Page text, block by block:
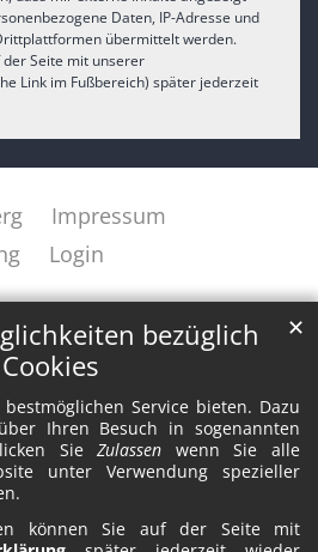
bezüglich
Cookies
Service bieten. Dazu
Ihren Besuch in sogenannten
SieZulassen wenn Sie alle
unter Verwendung spezieller
können Sie auf der Seite mit
✕
Daten, IP-Adresse und
übermittelt werden.
Seite mit unserer
Link im Fußbereich) später jederzeit
Impressum
Login